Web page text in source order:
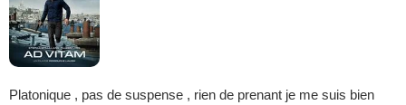
Platonique , pas de suspense , rien de prenant je me suis bien